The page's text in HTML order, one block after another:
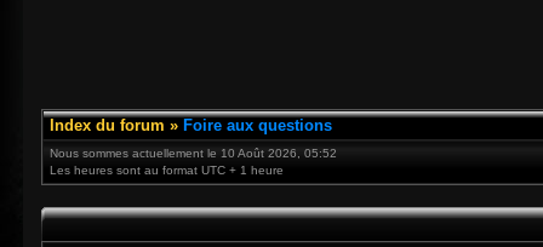
Index du forum » Foire aux questions
Nous sommes actuellement le 10 Août 2026, 05:52
Les heures sont au format UTC + 1 heure